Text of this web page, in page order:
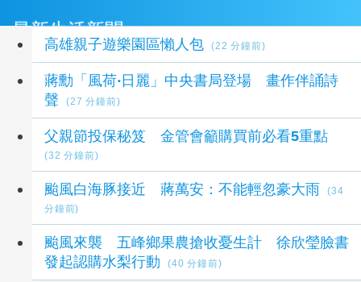
最新生活新聞
高雄親子遊樂園區懶人包 (22 分鐘前)
蔣勳「風荷‧日麗」中央書局登場 畫作伴誦詩
聲
(27 分鐘前)
父親節投保秘笈 金管會籲購買前必看5重點
(32 分鐘前)
颱風白海豚接近 蔣萬安：不能輕忽豪大雨
(34
分鐘前)
颱風來襲 五峰鄉果農搶收憂生計 徐欣瑩臉書
發起認購水梨行動
(40 分鐘前)